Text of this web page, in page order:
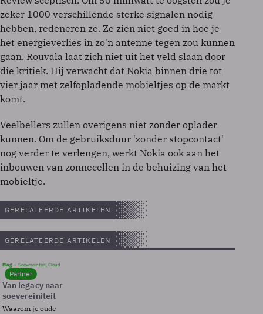
zeker 1000 verschillende sterke signalen nodig
hebben, redeneren ze. Ze zien niet goed in hoe je
het energieverlies in zo'n antenne tegen zou kunnen
gaan. Rouvala laat zich niet uit het veld slaan door
die kritiek. Hij verwacht dat Nokia binnen drie tot
vier jaar met zelfopladende mobieltjes op de markt
komt.
Veelbellers zullen overigens niet zonder oplader
kunnen. Om de gebruiksduur 'zonder stopcontact'
nog verder te verlengen, werkt Nokia ook aan het
inbouwen van zonnecellen in de behuizing van het
mobieltje.
GERELATEERDE ARTIKELEN
GERELATEERDE ARTIKELEN
Blog Soevereinteit, Cloud
Partner
Van legacy naar
soevereiniteit
Waarom je oude